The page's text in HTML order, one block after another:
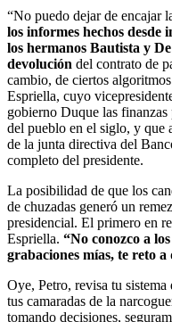
“No puedo dejar de encajar
los informes hechos desde
los hermanos Bautista y
devolución del contrato de
cambio, de ciertos
Espriella, cuyo
gobierno Duque las
del pueblo en el siglo, y que
de la junta directiva del
completo del presidente.
La posibilidad de que los
de chuzadas generó un
presidencial. El primero en
Espriella. “No conozco a
grabaciones mías, te reto
Oye, Petro, revisa tu
tus camaradas de la
tomando decisiones,